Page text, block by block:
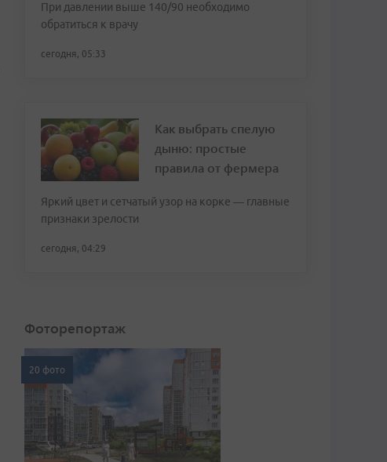
При давлении выше 140/90 необходимо
обратиться к врачу
сегодня, 05:33
Как выбрать спелую
дыню: простые
правила от фермера
Яркий цвет и сетчатый узор на корке — главные
признаки зрелости
сегодня, 04:29
Фоторепортаж
20 фото